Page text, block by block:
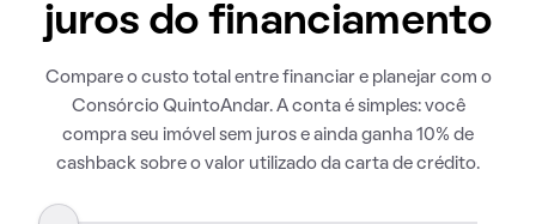
juros do financiamento
Compare o custo total entre financiar e planejar com o
Consórcio QuintoAndar. A conta é simples: você
compra seu imóvel sem juros e ainda ganha 10% de
cashback sobre o valor utilizado da carta de crédito.